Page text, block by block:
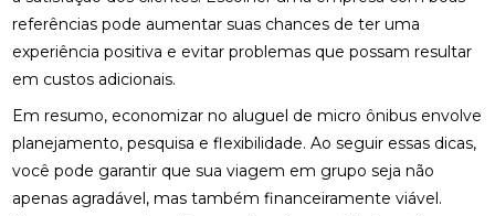
referências pode aumentar suas chances de ter uma
experiência positiva e evitar problemas que possam resultar
em custos adicionais.
Em resumo, economizar no aluguel de micro ônibus envolve
planejamento, pesquisa e flexibilidade. Ao seguir essas dicas,
você pode garantir que sua viagem em grupo seja não
apenas agradável, mas também financeiramente viável.